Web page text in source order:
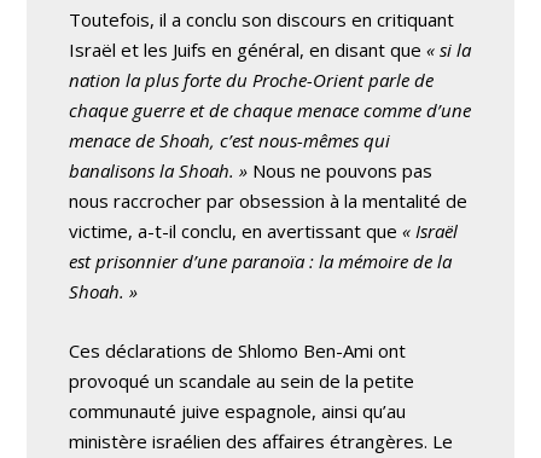
Toutefois, il a conclu son discours en critiquant
Israël et les Juifs en général, en disant que« si la
nation la plus forte du Proche-Orient parle de
chaque guerre et de chaque menace comme d’une
menace de Shoah, c’est nous-mêmes qui
banalisons la Shoah. » Nous ne pouvons pas
nous raccrocher par obsession à la mentalité de
victime, a-t-il conclu, en avertissant que« Israël
est prisonnier d’une paranoïa : la mémoire de la
Shoah. »
Ces déclarations de Shlomo Ben-Ami ont
provoqué un scandale au sein de la petite
communauté juive espagnole, ainsi qu’au
ministère israélien des affaires étrangères. Le